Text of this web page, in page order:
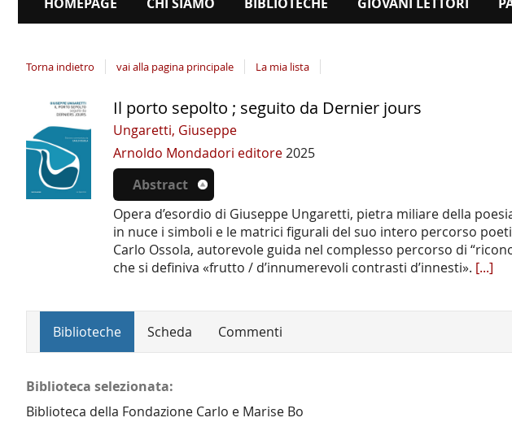
Torna indietro vai alla pagina principale La mia lista
Dettaglio
del
documento
Il porto sepolto ; seguito da Dernier jours
Ungaretti, Giuseppe
Arnoldo Mondadori editore2025
Abstract
Opera d’esordio di Giuseppe Ungaretti, pietra miliare della
in nuce i simboli e le matrici figurali del suo intero percorso
Carlo Ossola, autorevole guida nel complesso percorso di
che si definiva «frutto / d’innumerevoli contrasti d’innesti». [...]
Biblioteche Scheda Commenti
Biblioteca selezionata:
Biblioteca della Fondazione Carlo e Marise Bo